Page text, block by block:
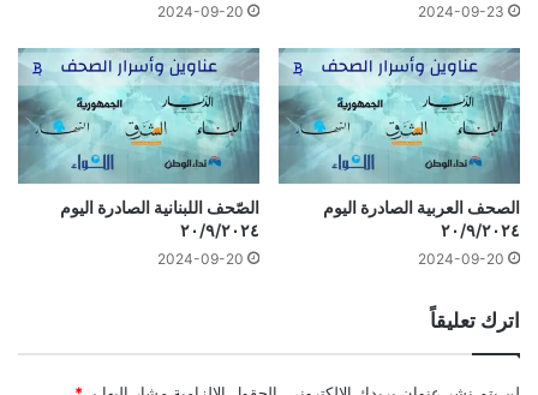
2024-09-23
2024-09-20
الصحف العربية الصادرة اليوم
٢٠/٩/٢٠٢٤
2024-09-20
الصّحف اللبنانية الصادرة اليوم
٢٠/٩/٢٠٢٤
2024-09-20
اترك تعليقاً